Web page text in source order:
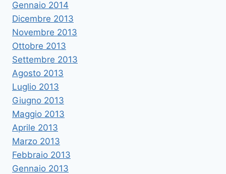
Gennaio 2014
Dicembre 2013
Novembre 2013
Ottobre 2013
Settembre 2013
Agosto 2013
Luglio 2013
Giugno 2013
Maggio 2013
Aprile 2013
Marzo 2013
Febbraio 2013
Gennaio 2013